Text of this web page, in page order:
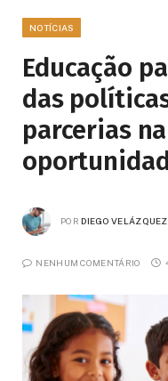
NOTÍCIAS
Educação
das
parcerias
POR DIEGO VELÁZQUEZ
NENHUM COMENTÁRIO